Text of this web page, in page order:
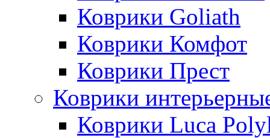
Коврики Goliath
Коврики Комфот
Коврики Прест
Коврики
Коврики Luca